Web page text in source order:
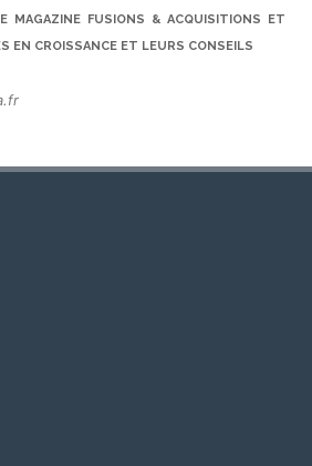
MAGAZINE FUSIONS & ACQUISITIONS ET
EN CROISSANCE ET LEURS CONSEILS